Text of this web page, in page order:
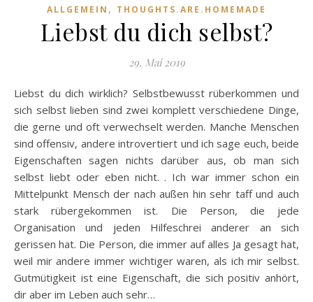
ALLGEMEIN , THOUGHTS.ARE.HOMEMADE
Liebst du dich selbst?
29. Mai 2019
Liebst du dich wirklich? Selbstbewusst rüberkommen und
sich selbst lieben sind zwei komplett verschiedene Dinge,
die gerne und oft verwechselt werden. Manche Menschen
sind offensiv, andere introvertiert und ich sage euch, beide
Eigenschaften sagen nichts darüber aus, ob man sich
selbst liebt oder eben nicht. . Ich war immer schon ein
Mittelpunkt Mensch der nach außen hin sehr taff und auch
stark rübergekommen ist. Die Person, die jede
Organisation und jeden Hilfeschrei anderer an sich
gerissen hat. Die Person, die immer auf alles Ja gesagt hat,
weil mir andere immer wichtiger waren, als ich mir selbst.
Gutmütigkeit ist eine Eigenschaft, die sich positiv anhört,
dir aber im Leben auch sehr…